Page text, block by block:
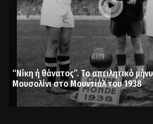
“Νίκη ή θάνατος”. Το απειλητικό
Μουσολίνι στο Μουντιάλ του 1938